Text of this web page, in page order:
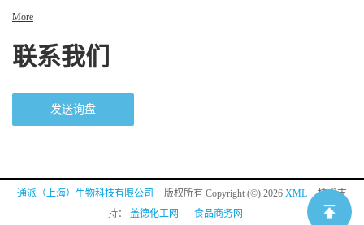
More
联系我们
发送询盘
通派（上海）生物科技有限公司 版权所有 Copyright (©) 2026 XML
技术支
持： 盖德化工网 食品商务网